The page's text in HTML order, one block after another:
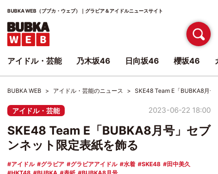
BUBKA WEB（ブブカ・ウェブ）｜グラビア＆アイドルニュースサイト
BUBKA WEB アイドル・芸能のニュース SKE48 Team E「BUBKA8月
アイドル・芸能 2023-06-22 18:00
SKE48 Team E「BUBKA8月号」セブ
ンネット限定表紙を飾る
アイドル グラビア グラビアアイドル 水着 SKE48
田中美久
アイドル・芸能 乃木坂46 日向坂46 櫻坂46